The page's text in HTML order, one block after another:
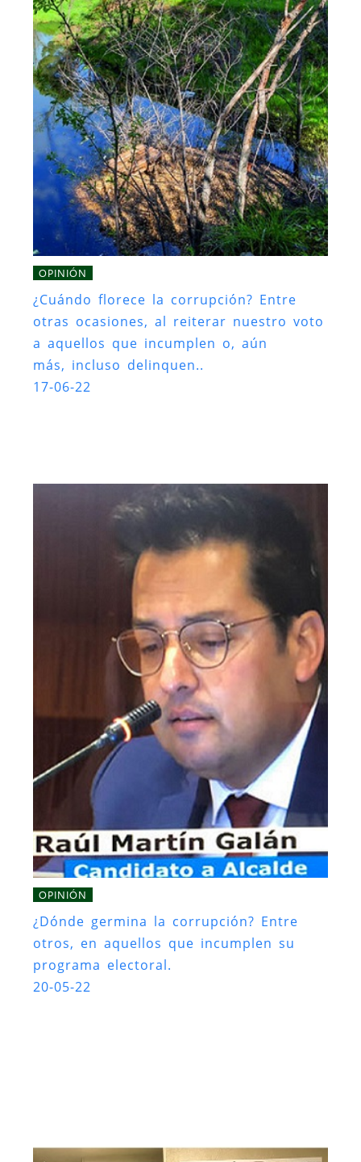
OPINIÓN
¿Cuándo florece la corrupción? Entre
otras ocasiones, al reiterar nuestro voto
a aquellos que incumplen o, aún
más, incluso delinquen..
17-06-22
OPINIÓN
¿Dónde germina la corrupción? Entre
otros, en aquellos que incumplen su
programa electoral.
20-05-22